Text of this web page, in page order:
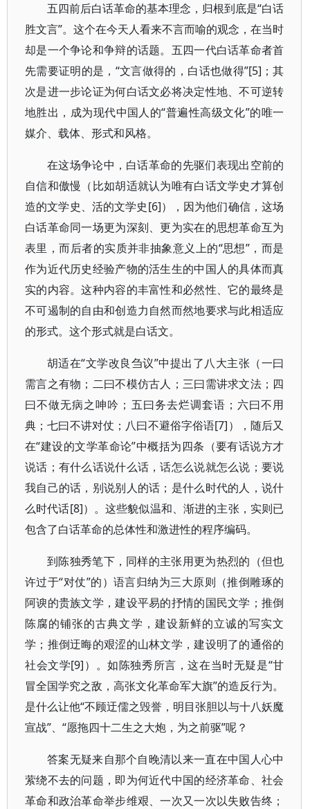
五四前后白话革命的基本理念，归根到底是“白话
胜文言”。这个在今天人看来不言而喻的观念，在当时
却是一个争论和争辩的话题。五四一代白话革命者首
先需要证明的是，“文言做得的，白话也做得”[5]；其
次是进一步论证为何白话文必将决定性地、不可逆转
地胜出，成为现代中国人的“普遍性高级文化”的唯一
媒介、载体、形式和风格。
在这场争论中，白话革命的先驱们表现出空前的
自信和傲慢（比如胡适就认为唯有白话文学史才算创
造的文学史、活的文学史[6]），因为他们确信，这场
白话革命同一场更为深刻、更为实在的思想革命互为
表里，而后者的实质并非抽象意义上的“思想”，而是
作为近代历史经验产物的活生生的中国人的具体而真
实的内容。这种内容的丰富性和必然性、它的最终是
不可遏制的自由和创造力自然而然地要求与此相适应
的形式。这个形式就是白话文。
胡适在“文学改良刍议”中提出了八大主张（一曰
需言之有物；二曰不模仿古人；三曰需讲求文法；四
曰不做无病之呻吟；五曰务去烂调套语；六曰不用
典；七曰不讲对仗；八曰不避俗字俗语[7]），随后又
在“建设的文学革命论”中概括为四条（要有话说方才
说话；有什么话说什么话，话怎么说就怎么说；要说
我自己的话，别说别人的话；是什么时代的人，说什
么时代话[8]）。这些貌似温和、渐进的主张，实则已
包含了白话革命的总体性和激进性的程序编码。
到陈独秀笔下，同样的主张用更为热烈的（但也
许过于“对仗”的）语言归纳为三大原则（推倒雕琢的
阿谀的贵族文学，建设平易的抒情的国民文学；推倒
陈腐的铺张的古典文学，建设新鲜的立诚的写实文
学；推倒迂晦的艰涩的山林文学，建设明了的通俗的
社会文学[9]）。如陈独秀所言，这在当时无疑是“甘
冒全国学究之敌，高张文化革命军大旗”的造反行为。
是什么让他“不顾迂儒之毁誉，明目张胆以与十八妖魔
宣战”、“愿拖四十二生之大炮，为之前驱”呢？
答案无疑来自那个自晚清以来一直在中国人心中
萦绕不去的问题，即为何近代中国的经济革命、社会
革命和政治革命举步维艰、一次又一次以失败告终；